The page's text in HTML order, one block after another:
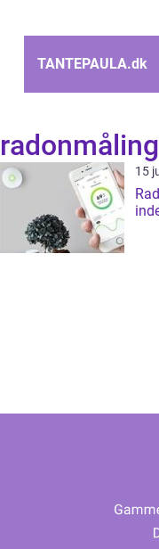
TANTEPAULA.dk
radonmåling
15